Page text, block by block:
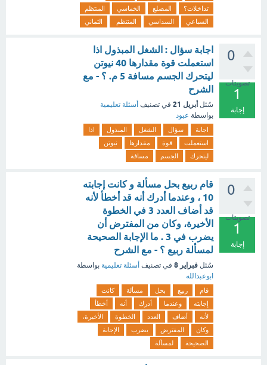
تداخلات؟ المضلع الخماسي
المنتظم
السباعي
السداسي المنتظم الثماني
0
تصويتات
1
إجابة
اجابة سؤال : الشغل المبذول اذا
استعملت قوة مقدارها 40 نيوتن
ليتحرك الجسم مسافة 5 م. ؟ - مع
الشرح
سُئل أبريل 21 في تصنيف أسئلة تعليمية
بواسطة عبود
اجابة سؤال الشغل المبذول
اذا
استعملت
قوة مقدارها
نيوتن
ليتحرك
الجسم مسافة
0
تصويتات
1
إجابة
قام ربيع بحل مسألة و كانت إجابته
10 ، وعندما أدرك أنه قد أخطأ لأنه
قد أضاف العدد 3 في الخطوة
الأخيرة، وكان من المفترض أن
يضرب في 3 . ما الإجابة الصحيحة
لمسألة ربيع ؟ - مع الشرح
سُئل فبراير 8 في تصنيف أسئلة تعليمية بواسطة
ابوعبدالله
قام ربيع بحل مسألة
كانت
إجابته
وعندما أدرك أنه
أخطأ
لأنه
أضاف العدد الخطوة
الأخيرة،
وكان
المفترض يضرب
الإجابة
الصحيحة
لمسألة